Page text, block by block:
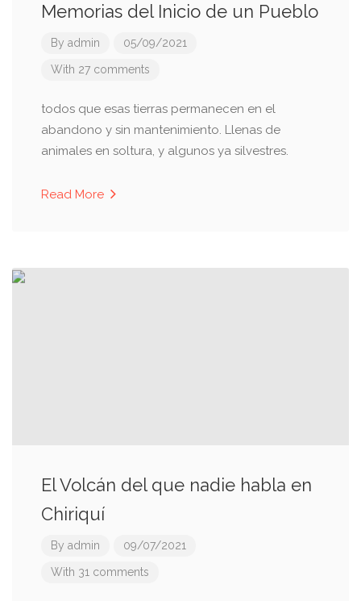
Memorias del Inicio de un Pueblo
By admin 05/09/2021
With 27 comments
todos que esas tierras permanecen en el
abandono y sin mantenimiento. Llenas de
animales en soltura, y algunos ya silvestres.
Read More
El Volcán del que nadie habla en
Chiriquí
By admin 09/07/2021
With 31 comments